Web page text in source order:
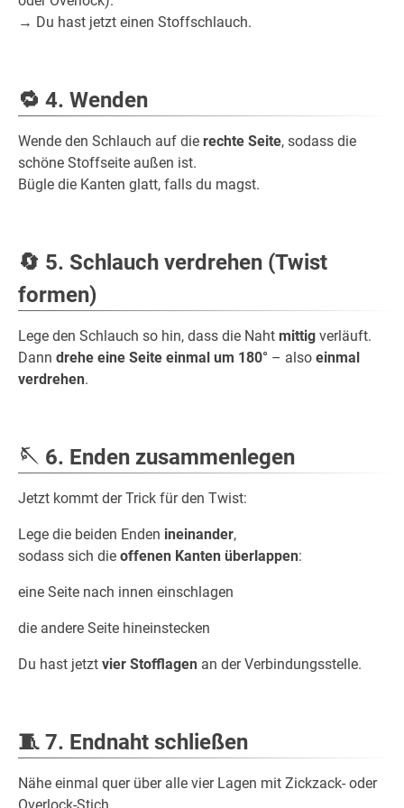
→ Du hast jetzt einen Stoffschlauch.
🔁 4. Wenden
Wende den Schlauch auf die rechte Seite, sodass die
schöne Stoffseite außen ist.
Bügle die Kanten glatt, falls du magst.
🔄 5. Schlauch verdrehen (Twist
formen)
Lege den Schlauch so hin, dass die Naht mittig verläuft.
Dann drehe eine Seite einmal um 180° – also einmal
verdrehen.
🪡 6. Enden zusammenlegen
Jetzt kommt der Trick für den Twist:
Lege die beiden Enden ineinander,
sodass sich die offenen Kanten überlappen:
eine Seite nach innen einschlagen
die andere Seite hineinstecken
Du hast jetzt vier Stofflagen an der Verbindungsstelle.
🧵 7. Endnaht schließen
Nähe einmal quer über alle vier Lagen mit Zickzack- oder